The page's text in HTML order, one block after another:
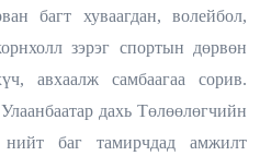
багт хуваагдан, волейбол,
зэрэг спортын дөрвөн
авхаалж самбаагаа сорив.
дахь Төлөөлөгчийн
баг тамирчдад амжилт